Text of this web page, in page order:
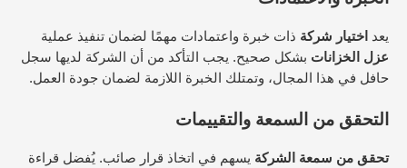
يعد اختيار شركة ذات خبرة واعتمادات مهمًا لضمان تنفيذ عملية
عزل الخزانات بشكل صحيح. يجب التأكد من أن الشركة لديها سجل
حافل في هذا المجال، وتمتلك الخبرة اللازمة لضمان جودة العمل.
التحقق من السمعة والتقييمات
تحقق من سمعة الشركة يسهم في اتخاذ قرار صائب. يُفضل قراءة